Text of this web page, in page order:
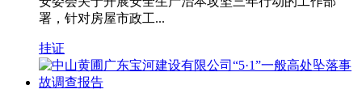
署，针对房屋市政工...
挂证